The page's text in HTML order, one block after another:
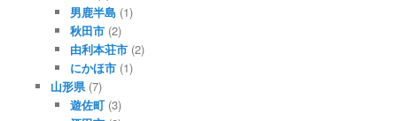
男鹿半島 (1)
秋田市 (2)
由利本荘市 (2)
にかほ市 (1)
山形県(7)
遊佐町 (3)